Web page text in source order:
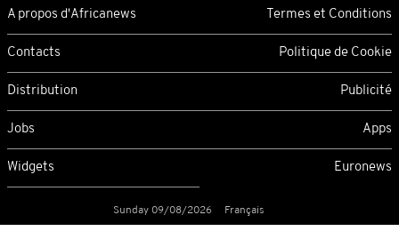
A propos d'Africanews Termes et Conditions
Contacts Politique de Cookie
Distribution Publicité
Jobs Apps
Widgets Euronews
Sunday 09/08/2026